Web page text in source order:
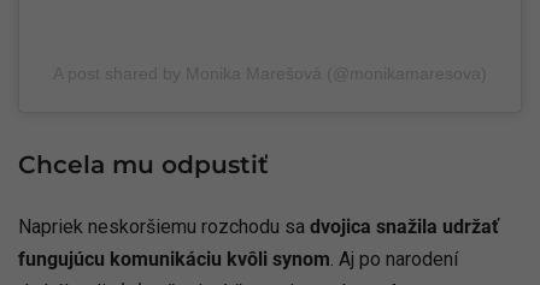
Chcela mu odpustiť
Napriek neskoršiemu rozchodu sa dvojica snažila udržať
fungujúcu komunikáciu kvôli synom. Aj po narodení